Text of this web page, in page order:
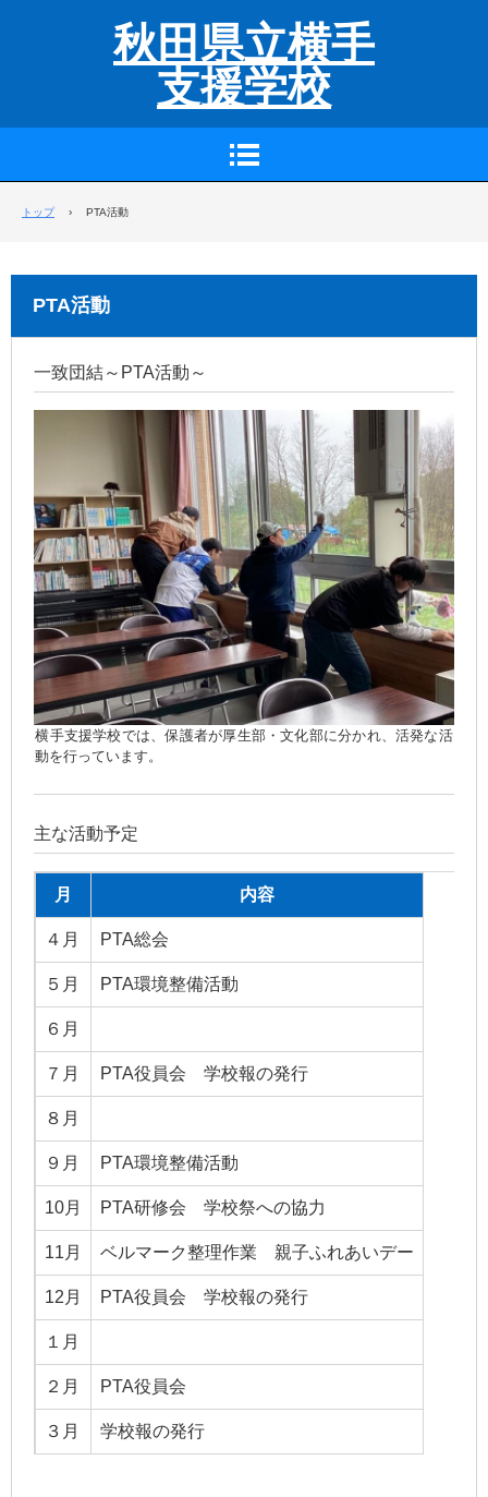
秋田県立横手
支援学校
トップ › PTA活動
PTA活動
一致団結～PTA活動～
横手支援学校では、保護者が厚生部・文化部に分かれ、活発な活
動を行っています。
主な活動予定
月 内容
４月 PTA総会
５月 PTA環境整備活動
６月
７月 PTA役員会 学校報の発行
８月
９月 PTA環境整備活動
10月 PTA研修会 学校祭への協力
11月 ベルマーク整理作業 親子ふれあいデー
12月 PTA役員会 学校報の発行
１月
２月 PTA役員会
３月 学校報の発行